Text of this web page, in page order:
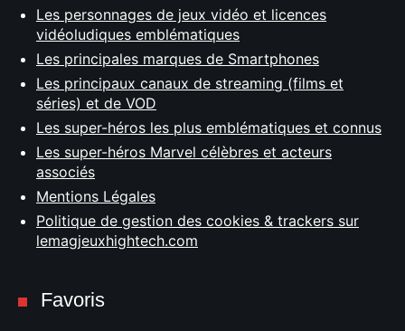
Les personnages de jeux vidéo et licences
vidéoludiques emblématiques
Les principales marques de Smartphones
Les principaux canaux de streaming (films et
séries) et de VOD
Les super-héros les plus emblématiques et connus
Les super-héros Marvel célèbres et acteurs
associés
Mentions Légales
Politique de gestion des cookies & trackers sur
lemagjeuxhightech.com
Favoris